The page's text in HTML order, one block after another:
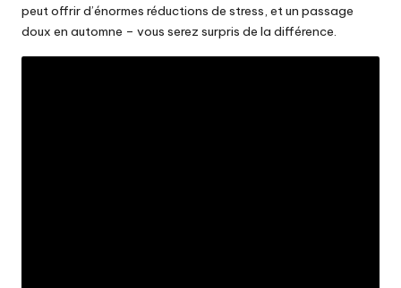
peut offrir d’énormes réductions de stress, et un passage
doux en automne – vous serez surpris de la différence.